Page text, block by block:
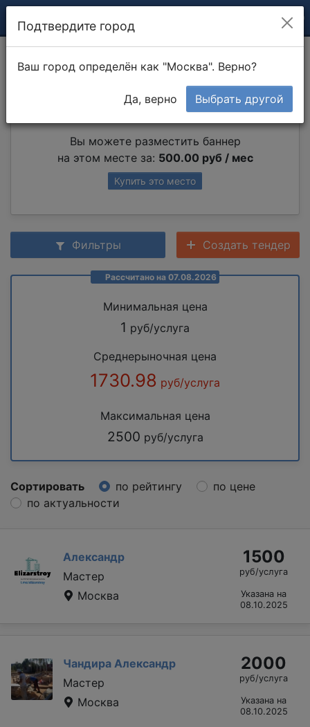
Сварная точка
Вы можете разместить баннер
на этом месте за: 500.00 руб / мес
Купить это место
Фильтры Создать тендер
Рассчитано на 07.08.2026
Минимальная цена
1 руб/услуга
Среднерыночная цена
1730.98 руб/услуга
Максимальная цена
2500 руб/услуга
Сортировать по рейтингу
по цене
по актуальности
Александр
Мастер
Москва
1500
руб/услуга
Указана на
08.10.2025
Чандира Александр
Мастер
Москва
2000
руб/услуга
Указана на
08.10.2025
Подтвердите город
Ваш город определён как "Москва". Верно?
Да, верно Выбрать другой